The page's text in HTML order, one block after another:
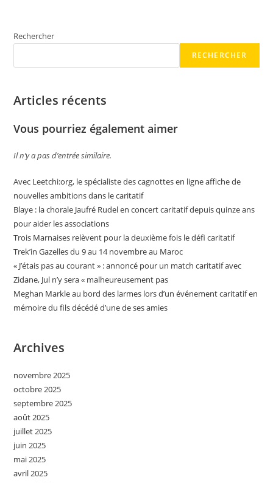
Rechercher
RECHERCHER
Articles récents
Vous pourriez également aimer
Il n’y a pas d’entrée similaire.
Avec Leetchi:org, le spécialiste des cagnottes en ligne affiche de
nouvelles ambitions dans le caritatif
Blaye : la chorale Jaufré Rudel en concert caritatif depuis quinze ans
pour aider les associations
Trois Marnaises relèvent pour la deuxième fois le défi caritatif
Trek’in Gazelles du 9 au 14 novembre au Maroc
« J’étais pas au courant » : annoncé pour un match caritatif avec
Zidane, Jul n’y sera « malheureusement pas
Meghan Markle au bord des larmes lors d’un événement caritatif en
mémoire du fils décédé d’une de ses amies
Archives
novembre 2025
octobre 2025
septembre 2025
août 2025
juillet 2025
juin 2025
mai 2025
avril 2025